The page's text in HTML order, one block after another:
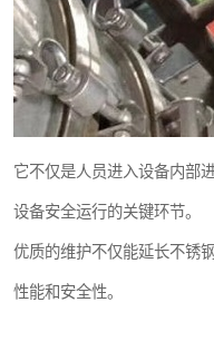
它不仅是人员进入设备内部
设备安全运行的关键环节。
优质的维护不仅能延长不锈
性能和安全性。